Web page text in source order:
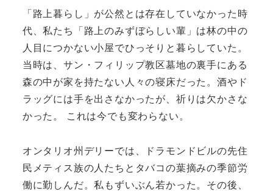
「路上暮らし」が公然とは存在していなかった時
代、私たち「路上のみずぼらしい輩」は林の中の
人目につかない小屋でひっそりと暮らしていた。
当時は、サン・フィリップ教区墓地の裏手にある
森の中が家を持たない人々の寝床だった。酒やド
ラッグには手を出さなかったが、祈りは欠かさな
かった。 これは今でも変わらない。
オンタリオ州デリーでは、ドラモンドビルの先住
民メティス族の人たちとタバコの葉摘みの季節労
働に勤しんだ。私もずいぶん若かった。その後、